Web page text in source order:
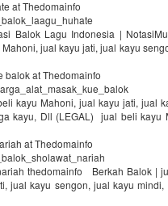
at Thedomainfo
Balok Lagu Indonesia |
jual kayu jati, jual kayu
balok at Thedomainfo
kayu Mahoni, jual kayu jati, jual
kayu, Dll (LEGAL) jual beli kayu
at Thedomainfo
thedomainfo Berkah Balok |
jual kayu sengon, jual kayu mindi,